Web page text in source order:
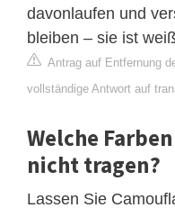
davonlaufen und
bleiben – sie ist
Antrag auf Entfernung
vollständige Antwort auf
Welche
nicht tragen?
Lassen Sie